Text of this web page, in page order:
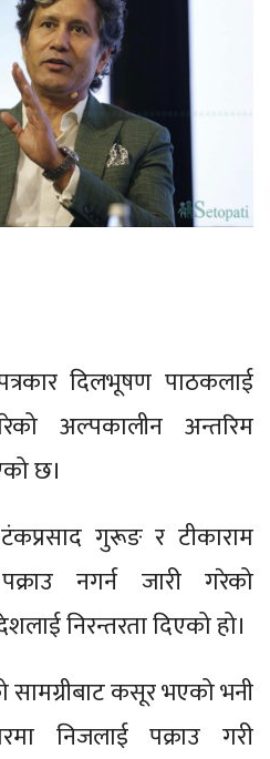
दिलभूषण पाठकलाई
अल्पकालीन अन्तरिम
छ।
टंकप्रसाद गुरूङ र टीकाराम
नगर्न जारी गरेको
निरन्तरता दिएको हो।
सामग्रीबाट कसूर भएको भनी
निजलाई पक्राउ गरी